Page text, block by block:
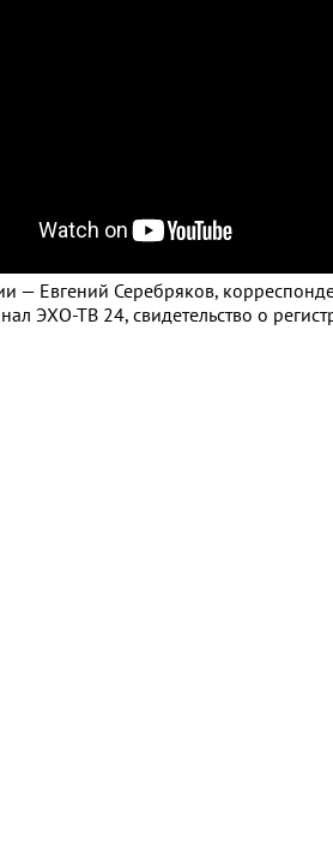
— Евгений Серебряков,
ЭХО-ТВ 24, свидетельство о